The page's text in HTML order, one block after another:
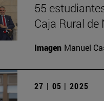
55
Caja Rural de
Imagen Manuel
27 | 05 | 2025